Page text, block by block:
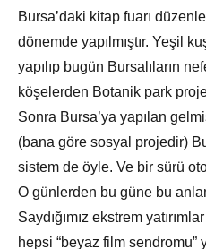
Bursa’daki kitap fuarı
dönemde yapılmıştır. Yeşil
yapılıp bugün Bursalıların
köşelerden Botanik park
Sonra Bursa’ya yapılan
(bana göre sosyal projedir)
sistem de öyle. Ve bir sürü
O günlerden bu güne bu
Saydığımız ekstrem
hepsi “beyaz film sendromu”